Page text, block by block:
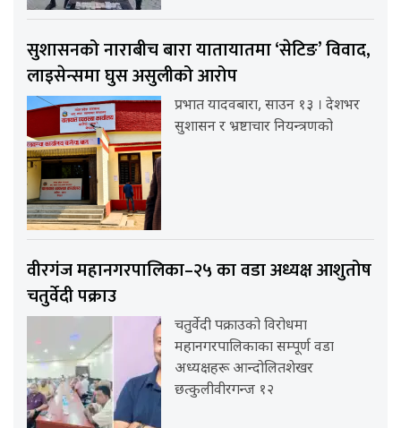
सुशासनको नाराबीच बारा यातायातमा ‘सेटिङ’ विवाद,
लाइसेन्समा घुस असुलीको आरोप
प्रभात यादवबारा, साउन १३ । देशभर
सुशासन र भ्रष्टाचार नियन्त्रणको
वीरगंज महानगरपालिका–२५ का वडा अध्यक्ष आशुतोष
चतुर्वेदी पक्राउ
चतुर्वेदी पक्राउको विरोधमा
महानगरपालिकाका सम्पूर्ण वडा
अध्यक्षहरू आन्दोलितशेखर
छत्कुलीवीरगन्ज १२